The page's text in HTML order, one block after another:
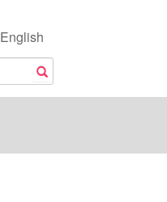
English
搜尋